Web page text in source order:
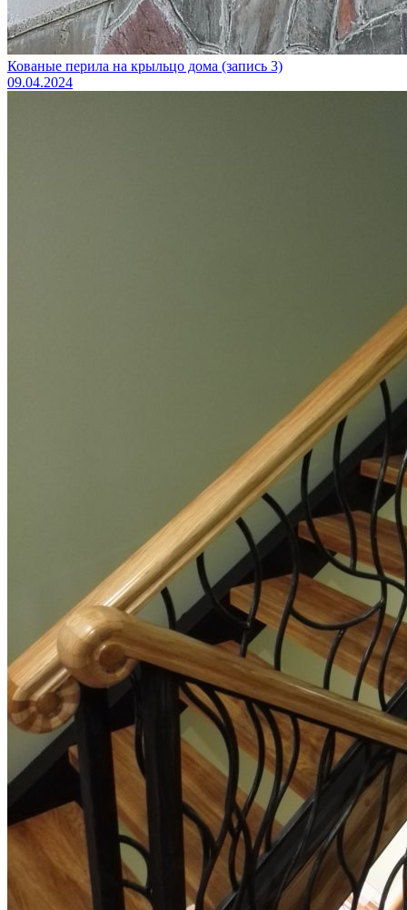
Кованые перила на крыльцо дома (запись 3)
09.04.2024